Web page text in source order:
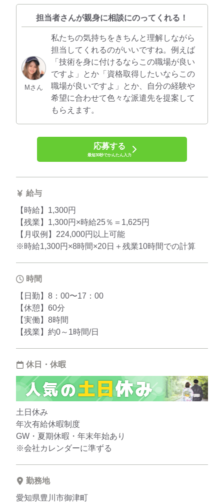
担当者さんが親身に相談にのってくれる！
Mさん
私たちの気持ちをきちんと理解しながら
担当してくれるのがいいですね。例えば
「技術を身に付けるならこの職場が良い
ですよ」とか「資格取得したいならこの
職場が良いですよ」とか、自分の経験や
希望に合わせて色々な派遣先を提案して
もらえます。
応募する
最短30秒でかんたん入力
給与
【時給】1,300円
【残業】1,300円×時給25％＝1,625円
【月収例】224,000円以上可能
※時給1,300円×8時間×20日＋残業10時間での計算
時間
【日勤】8：00〜17：00
【休憩】60分
【実働】8時間
【残業】約0～1時間/日
休日・休暇
土日休み
年次有給休暇制度
GW・夏期休暇・年末年始あり
※会社カレンダーに準ずる
勤務地
愛知県豊川市御津町